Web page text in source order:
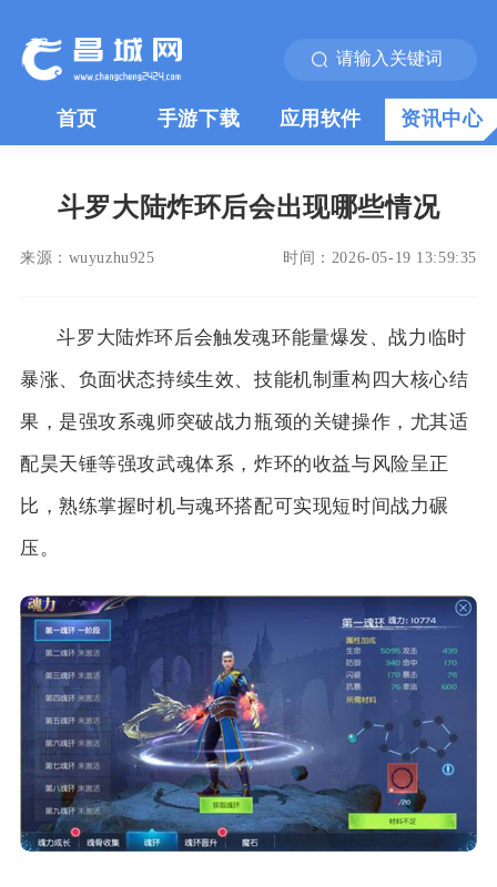
首页 手游下载 应用软件 资讯中心
斗罗大陆炸环后会出现哪些情况
来源： wuyuzhu925 时间： 2026-05-19 13:59:35
斗罗大陆炸环后会触发魂环能量爆发、战力临时
暴涨、负面状态持续生效、技能机制重构四大核心结
果，是强攻系魂师突破战力瓶颈的关键操作，尤其适
配昊天锤等强攻武魂体系，炸环的收益与风险呈正
比，熟练掌握时机与魂环搭配可实现短时间战力碾
压。